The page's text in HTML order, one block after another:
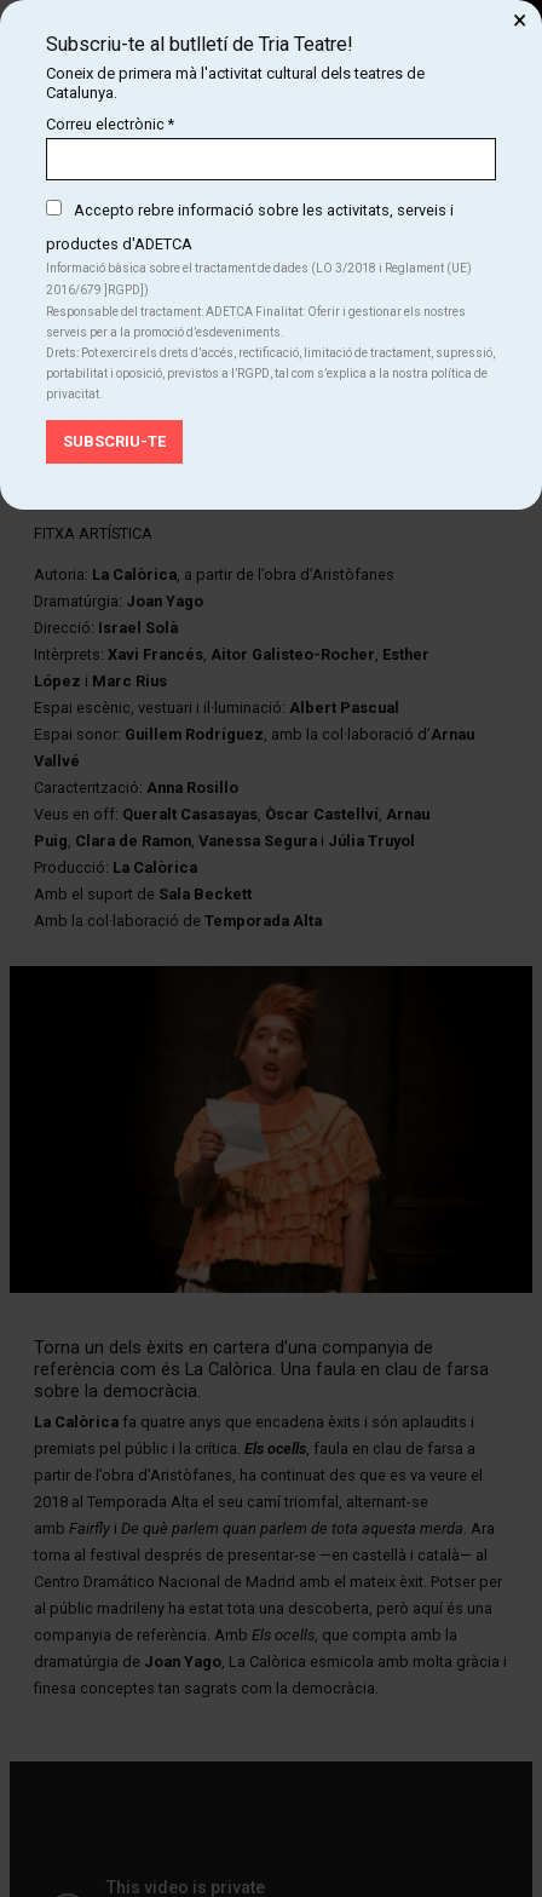
CARTELLERA
ELS OCELLS
Temporada alta 2022
diumenge 9 d’octubre|18:00 h
Durada:1 h 15 min.
Festivals
Idiomes
Català
FITXA ARTÍSTICA
Autoria: La Calòrica, a partir de l’obra d’Aristòfanes
Dramatúrgia: Joan Yago
Direcció: Israel Solà
Intèrprets: Xavi Francés, Aitor Galisteo-Rocher, Esther
López i Marc Rius
Espai escènic, vestuari i il·luminació: Albert Pascual
Espai sonor: Guillem Rodríguez, amb la col·laboració d’Arnau
Vallvé
Caracterització: Anna Rosillo
Veus en off: Queralt Casasayas, Òscar Castellví, Arnau
Puig, Clara de Ramon, Vanessa Segura i Júlia Truyol
Producció: La Calòrica
Amb el suport de Sala Beckett
Amb la col·laboració de Temporada Alta
Torna un dels èxits en cartera d’una companyia de
referència com és La Calòrica. Una faula en clau de farsa
sobre la democràcia.
La Calòrica fa quatre anys que encadena èxits i són aplaudits i
premiats pel públic i la crítica. Els ocells, faula en clau de farsa a
partir de l’obra d’Aristòfanes, ha continuat des que es va veure el
2018 al Temporada Alta el seu camí triomfal, alternant-se
amb Fairfly i De què parlem quan parlem de tota aquesta merda. Ara
torna al festival després de presentar-se —en castellà i català— al
Centro Dramático Nacional de Madrid amb el mateix èxit. Potser per
al públic madrileny ha estat tota una descoberta, però aquí és una
companyia de referència. Amb Els ocells, que compta amb la
dramatúrgia de Joan Yago, La Calòrica esmicola amb molta gràcia i
finesa conceptes tan sagrats com la democràcia.
Subscriu-te al butlletí de Tria Teatre!
Coneix de primera mà l'activitat cultural dels teatres de
Catalunya.
Correu electrònic*
Accepto rebre informació sobre les activitats, serveis i
productes d'ADETCA
Informació bàsica sobre el tractament de dades (LO 3/2018 i Reglament (UE)
2016/679 ]RGPD])
Responsable del tractament: ADETCA Finalitat: Oferir i gestionar els nostres
serveis per a la promoció d’esdeveniments.
Drets: Pot exercir els drets d’accés, rectificació, limitació de tractament, supressió,
portabilitat i oposició, previstos a l’RGPD, tal com s’explica a la nostra política de
privacitat.
×